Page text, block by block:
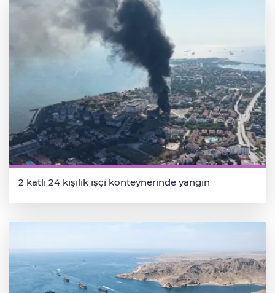
2 katlı 24 kişilik işçi konteynerinde yangın